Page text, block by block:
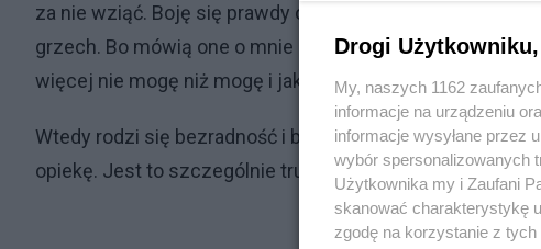
za nie wziąć. Boję się prawdy o sobie tam zawartej, boje
grzech. Bo mówią one o mnie nieraz więcej niż te, które
więcej nie mogę niż mogę i jak niewiele ode mnie zależy.
Wtedy rodzi się bezradność i bezsilność, na które
opiekę. Jest to szczególnie trudne, gdy za mocno wierze
Drogi Użytkowniku,
My, naszych 1162
informacje na urządzeniu
informacje wysyłane przez
wybór spersonalizowanych
Użytkownika my i Zaufani
skanować charakterystykę
zgodę na korzystanie z